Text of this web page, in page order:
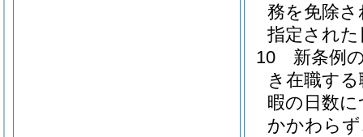
務を免除
指定され
10
新条例
き在職す
暇の日数
かかわら